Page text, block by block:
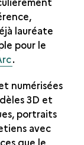
lauréate
pour le
.
numérisées
3D et
portraits
avec
que le